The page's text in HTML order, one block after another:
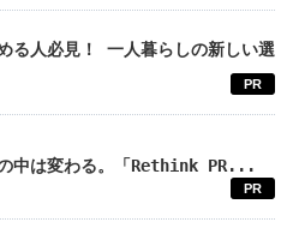
る人必見！ 一人暮らしの新しい選
PR
中は変わる。「Rethink PR...
PR